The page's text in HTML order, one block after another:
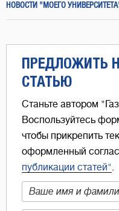
НОВОСТИ "МОЕГО
ПРЕДЛОЖИТЬ
СТАТЬЮ
Станьте автором
Воспользуйтесь
чтобы прикрепить
оформленный
публикации статей".